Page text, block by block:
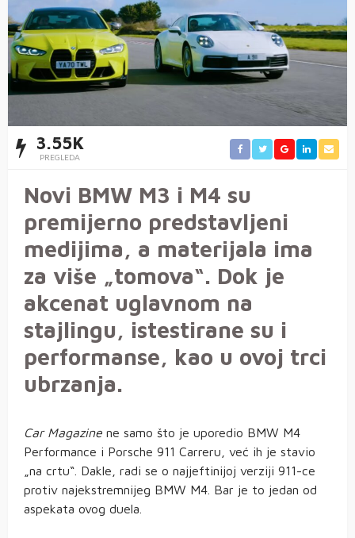
3.55K
PREGLEDA
Novi BMW M3 i M4 su
premijerno predstavljeni
medijima, a materijala ima
za više „tomova“. Dok je
akcenat uglavnom na
stajlingu, istestirane su i
performanse, kao u ovoj trci
ubrzanja.
Car Magazine ne samo što je uporedio BMW M4
Performance i Porsche 911 Carreru, već ih je stavio
„na crtu“. Dakle, radi se o najjeftinijoj verziji 911-ce
protiv najekstremnijeg BMW M4. Bar je to jedan od
aspekata ovog duela.